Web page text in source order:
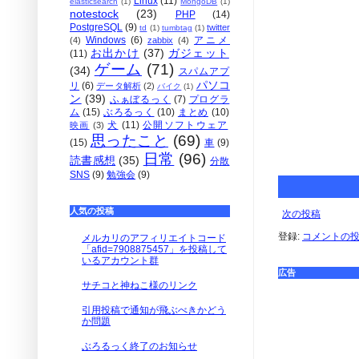
次の投稿
登録: コメントの
広告
notestock (23) PHP
(14)
PostgreSQL (9) td (1) tumbtag (1) twitter
(4) Windows (6) zabbix (4)
アニメ
(11) お出かけ (37) ガジェット
(34) ゲーム (71) スパムアプ
リ (6) データ解析 (2) バイク (1) パソコ
ン (39) ふぁぼるっく (7) プログラ
ム (15) ぶろるっく (10) まとめ (10)
映画 (3) 犬 (11) 公開ソフトウェア
(15) 思ったこと (69) 車 (9)
読書感想 (35) 日常 (96) 分散
SNS (9) 勉強会 (9)
人気の投稿
メルカリのアフィリエイトコード
「afid=7908875457」を投稿して
いるアカウント群
サチコと神ねこ様のリンク
引用投稿で通知が飛ぶべきかどう
か問題
ぶろるっく終了のお知らせ